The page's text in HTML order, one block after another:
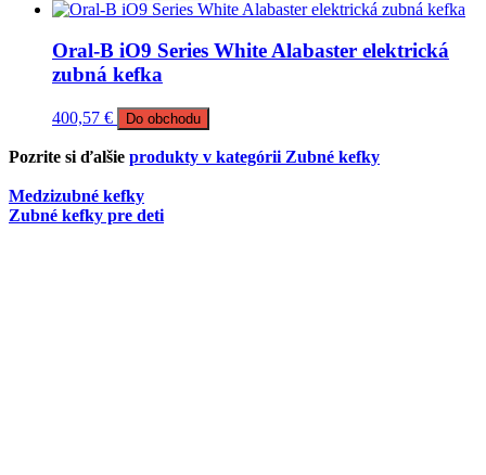
Oral-B iO9 Series White Alabaster elektrická
zubná kefka
400,57 € Do obchodu
Pozrite si ďalšie produkty v kategórii Zubné kefky
Medzizubné kefky
Zubné kefky pre deti